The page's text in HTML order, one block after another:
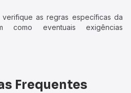
verifique as regras específicas da
como eventuais exigências
Frequentes